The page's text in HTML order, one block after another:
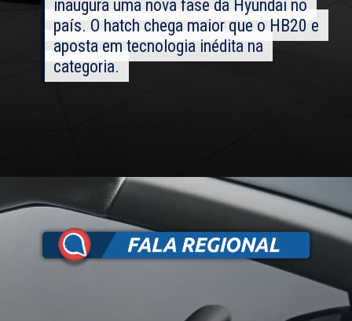
inaugura uma nova fase da Hyundai no
país. O hatch chega maior que o HB20 e
aposta em tecnologia inédita na
categoria.
inaugura uma nova fase da Hyundai no
país. O hatch chega maior que o HB20 e
aposta em tecnologia inédita na
categoria.